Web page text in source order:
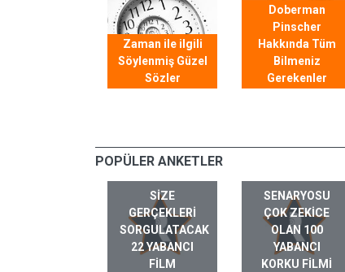
Zaman ile ilgili
Söylenmiş Güzel
Sözler
Doberman
Pinscher
Hakkında Tüm
Bilmeniz
Gerekenler
POPÜLER ANKETLER
SIZE
GERÇEKLERI
SORGULATACAK
22 YABANCI
FILM
SENARYOSU
ÇOK ZEKICE
OLAN 100
YABANCI
KORKU FILMI